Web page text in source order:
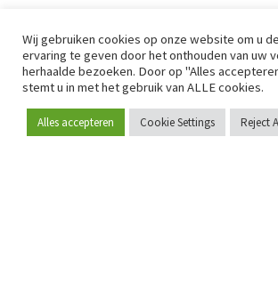
Word lid
Wij gebruiken cookies op onze website om u
ervaring te geven door het onthouden van uw
herhaalde bezoeken. Door op "Alles
stemt u in met het gebruik van ALLE cookies.
Alles accepteren Cookie Settings Reject